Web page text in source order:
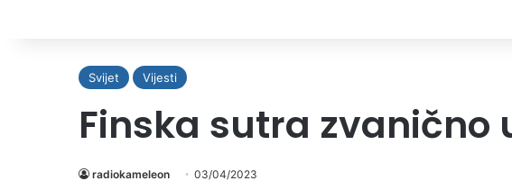
Svijet Vijesti
Finska sutra zvanično
radiokameleon 03/04/2023